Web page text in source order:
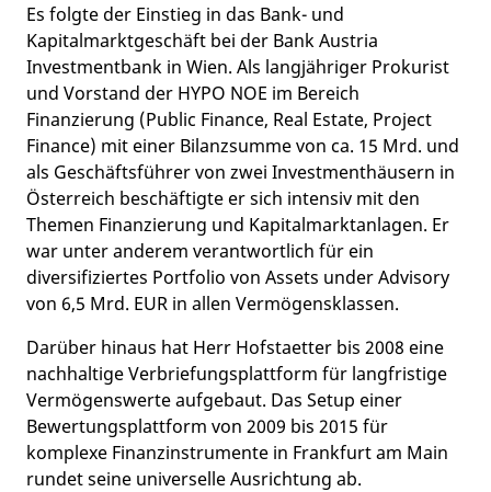
Es folgte der Einstieg in das Bank- und
Kapitalmarktgeschäft bei der Bank Austria
Investmentbank in Wien. Als langjähriger Prokurist
und Vorstand der HYPO NOE im Bereich
Finanzierung (Public Finance, Real Estate, Project
Finance) mit einer Bilanzsumme von ca. 15 Mrd. und
als Geschäftsführer von zwei Investmenthäusern in
Österreich beschäftigte er sich intensiv mit den
Themen Finanzierung und Kapitalmarktanlagen. Er
war unter anderem verantwortlich für ein
diversifiziertes Portfolio von Assets under Advisory
von 6,5 Mrd. EUR in allen Vermögensklassen.
Darüber hinaus hat Herr Hofstaetter bis 2008 eine
nachhaltige Verbriefungsplattform für langfristige
Vermögenswerte aufgebaut. Das Setup einer
Bewertungsplattform von 2009 bis 2015 für
komplexe Finanzinstrumente in Frankfurt am Main
rundet seine universelle Ausrichtung ab.